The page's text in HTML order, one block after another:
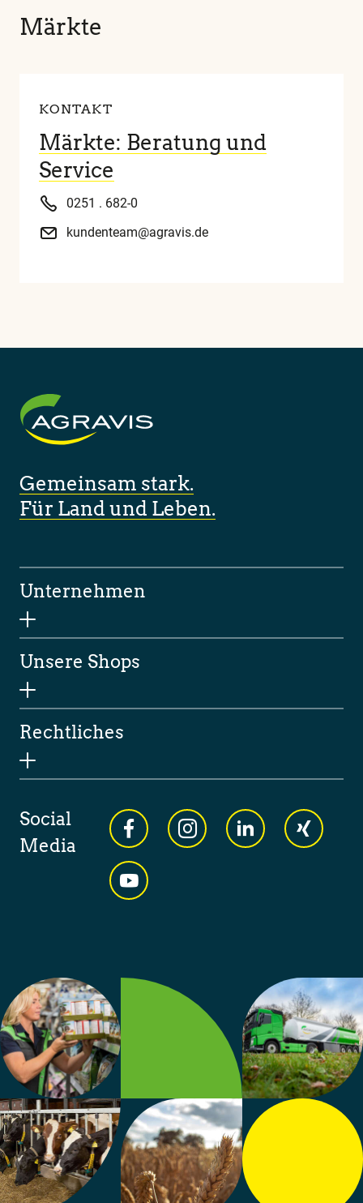
Märkte
KONTAKT
Märkte: Beratung und
Service
0251 . 682-0
kundenteam@agravis.de
Gemeinsam stark.
Für Land und Leben.
Unternehmen
Unsere Shops
Rechtliches
Social
Media